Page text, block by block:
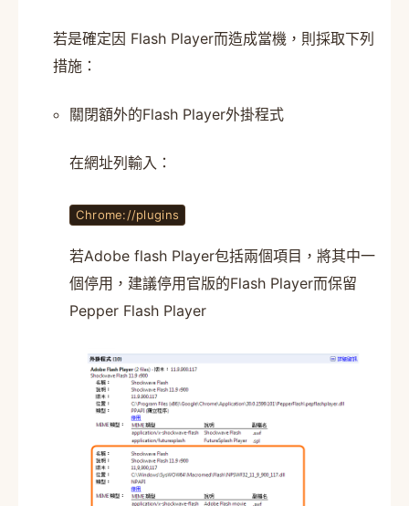
若是確定因 Flash Player而造成當機，則採取下列
措施：
關閉額外的Flash Player外掛程式
在網址列輸入：
Chrome://plugins
若Adobe flash Player包括兩個項目，將其中一
個停用，建議停用官版的Flash Player而保留
Pepper Flash Player